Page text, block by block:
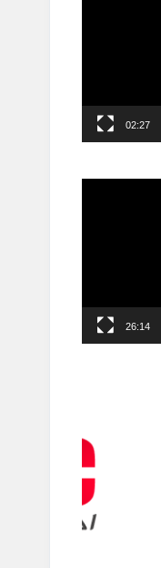
02:27
26:14